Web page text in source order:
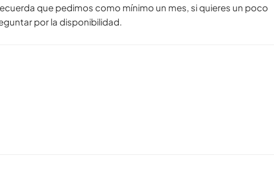
que pedimos como mínimo un mes, si quieres un poco
por la disponibilidad.